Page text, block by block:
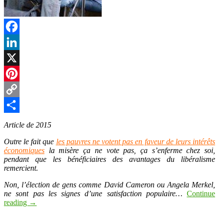
Facebook
LinkedIn
X
Pinterest
Copy
Link
Partager
Article de 2015
Outre le fait que les pauvres ne votent pas en faveur de leurs intérêts
économiques la misère ça ne vote pas, ça s’enferme chez soi,
pendant que les bénéficiaires des avantages du libéralisme
remercient.
Non, l’élection de gens comme David Cameron ou Angela Merkel,
ne sont pas les signes d’une satisfaction populaire… Continue
reading →